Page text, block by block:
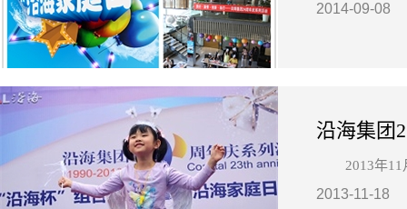
2014-09-08
沿海集团
2013年
2013-11-18